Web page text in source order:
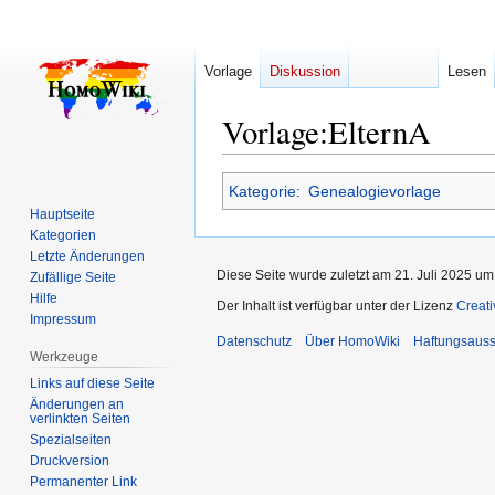
Vorlage:ElternA
Zur
Navigation
springen
Zur
Suche
springen
Kategorie: Genealogievorlage
Vorlage Diskussion Lesen
Hauptseite
Kategorien
Letzte Änderungen
Zufällige Seite
Hilfe
Impressum
Werkzeuge
Links auf diese Seite
Änderungen an
verlinkten Seiten
Spezialseiten
Druckversion
Permanenter Link
Diese Seite wurde zuletzt am 21. Juli 2025
Der Inhalt ist verfügbar unter der Lizenz
Datenschutz Über HomoWiki